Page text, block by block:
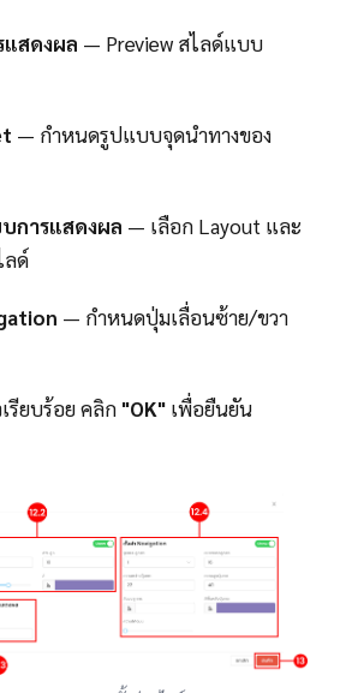
แสดงผล — Preview สไลด์แบบ
— กำหนดรูปแบบจุดนำทางของ
การแสดงผล — เลือก Layout และ
ลด์
— กำหนดปุ่มเลื่อนซ้าย/ขวา
รียบร้อย คลิก "OK" เพื่อยืนยัน